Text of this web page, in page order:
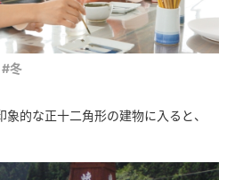
#冬
的な正十二角形の建物に入ると、